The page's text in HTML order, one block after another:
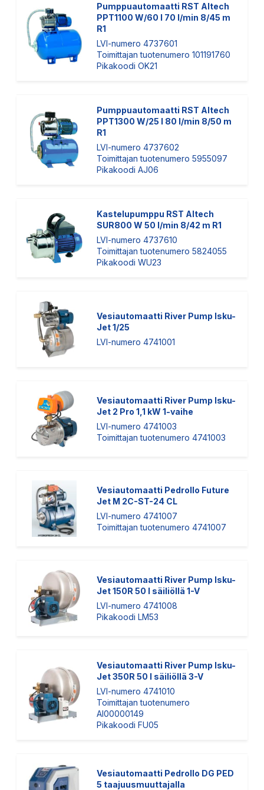
Pumppuautomaatti RST Altech
PPT1100 W/60 l 70 l/min 8/45 m
R1
LVI-numero 4737601
Toimittajan tuotenumero 101191760
Pikakoodi OK21
Pumppuautomaatti RST Altech
PPT1300 W/25 l 80 l/min 8/50 m
R1
LVI-numero 4737602
Toimittajan tuotenumero 5955097
Pikakoodi AJ06
Kastelupumppu RST Altech
SUR800 W 50 l/min 8/42 m R1
LVI-numero 4737610
Toimittajan tuotenumero 5824055
Pikakoodi WU23
Vesiautomaatti River Pump Isku-
Jet 1/25
LVI-numero 4741001
Vesiautomaatti River Pump Isku-
Jet 2 Pro 1,1 kW 1-vaihe
LVI-numero 4741003
Toimittajan tuotenumero 4741003
Vesiautomaatti Pedrollo Future
Jet M 2C-ST-24 CL
LVI-numero 4741007
Toimittajan tuotenumero 4741007
Vesiautomaatti River Pump Isku-
Jet 150R 50 l säiliöllä 1-V
LVI-numero 4741008
Pikakoodi LM53
Vesiautomaatti River Pump Isku-
Jet 350R 50 l säiliöllä 3-V
LVI-numero 4741010
Toimittajan tuotenumero
AI00000149
Pikakoodi FU05
Vesiautomaatti Pedrollo DG PED
5 taajuusmuuttajalla